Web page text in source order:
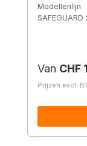
Modellenlijn
Normale
Van CHF
Prijzen excl.